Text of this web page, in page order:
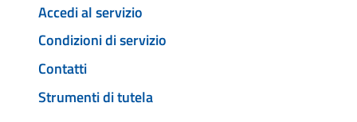
Accedi al servizio
Condizioni di servizio
Contatti
Strumenti di tutela